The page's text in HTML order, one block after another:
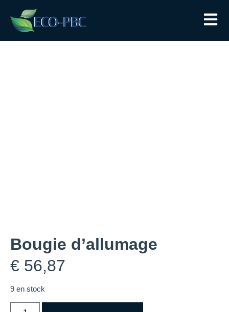
Bougie d’allumage
€ 56,87
9 en stock